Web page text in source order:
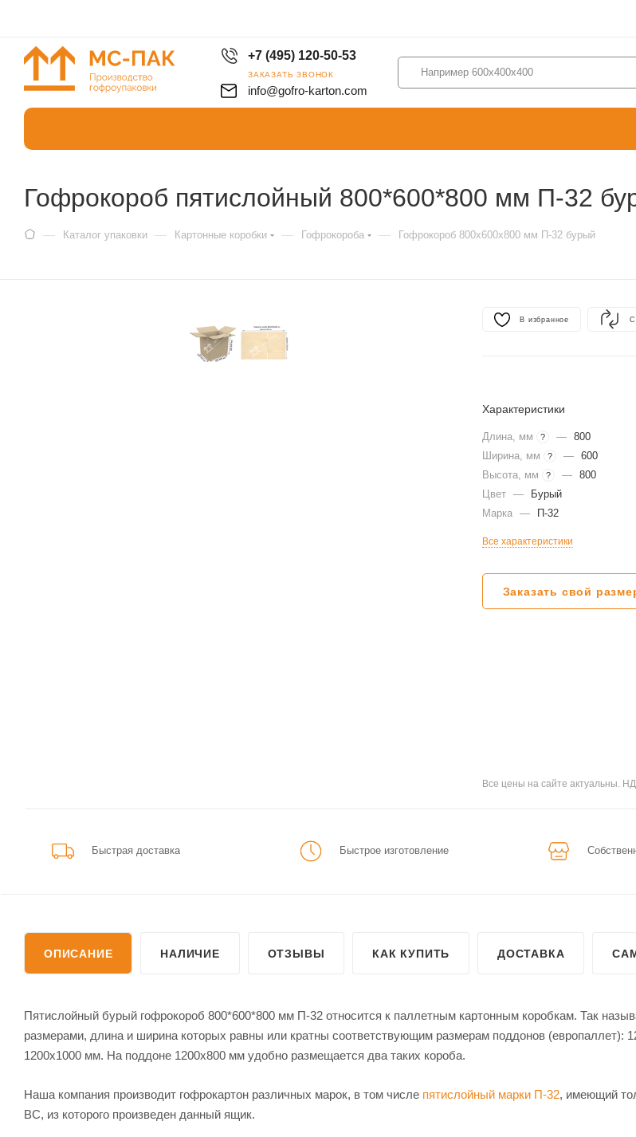
+7 (495) 120-50-53
ЗАКАЗАТЬ ЗВОНОК
info@gofro-karton.com
Гофрокороб пятислойный 800*600*800 мм П-32
— Каталог упаковки — Картонные коробки — Гофрокороба — Гофрокороб 800х600х800 мм П-32 бурый
В избранное
Характеристики
Длина, мм ? —
800
Ширина, мм
? —
600
Высота, мм
? —
800
Цвет
—
Бурый
Марка
— П-32
Все характеристики
Заказать свой
Все цены на сайте актуальны.
Быстрая доставка Быстрое изготовление
ОПИСАНИЕ НАЛИЧИЕ ОТЗЫВЫ КАК КУПИТЬ ДОСТАВКА
Пятислойный бурый гофрокороб 800*600*800 мм П-32 относится к паллетным картонным коробкам. Так
размерами, длина и ширина которых равны или кратны соответствующим размерам поддонов (европаллет):
1200х1000 мм. На поддоне 1200х800 мм удобно размещается два таких короба.
Наша компания производит гофрокартон различных марок, в том числе пятислойный марки П-32, имеющий
ВС, из которого произведен данный ящик.